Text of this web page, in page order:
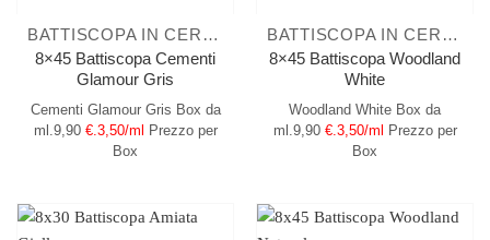
BATTISCOPA IN CERAMICA
8×45 Battiscopa Cementi
Glamour Gris
Cementi Glamour Gris Box da
ml.9,90 €.3,50/ml
Prezzo per
Box
BATTISCOPA IN CERAMICA
8×45 Battiscopa Woodland
White
Woodland White Box da
ml.9,90 €.3,50/ml
Prezzo per
Box